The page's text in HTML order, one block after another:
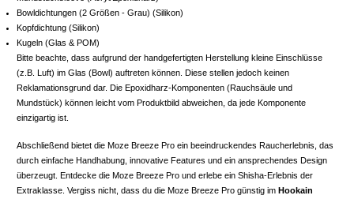
Bowldichtungen (2 Größen - Grau) (Silikon)
Kopfdichtung (Silikon)
Kugeln (Glas & POM)
Bitte beachte, dass aufgrund der handgefertigten Herstellung kleine Einschlüsse
(z.B. Luft) im Glas (Bowl) auftreten können. Diese stellen jedoch keinen
Reklamationsgrund dar. Die Epoxidharz-Komponenten (Rauchsäule und
Mundstück) können leicht vom Produktbild abweichen, da jede Komponente
einzigartig ist.
Abschließend bietet die Moze Breeze Pro ein beeindruckendes Raucherlebnis, das
durch einfache Handhabung, innovative Features und ein ansprechendes Design
überzeugt. Entdecke die Moze Breeze Pro und erlebe ein Shisha-Erlebnis der
Extraklasse. Vergiss nicht, dass du die Moze Breeze Pro günstig im Hookain